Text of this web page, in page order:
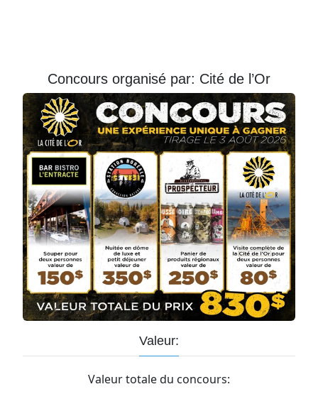
Concours organisé par: Cité de l’Or
Valeur:
Valeur totale du concours:
Prénom
Courriel
JE
M'INSCRIS!